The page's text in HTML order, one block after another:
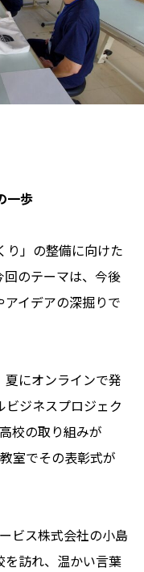
一歩
り」の整備に向けた
のテーマは、今後
イデアの深掘りで
にオンラインで発
ジネスプロジェク
校の取り組みが
室でその表彰式が
ビス株式会社の小島
訪れ、温かい言葉